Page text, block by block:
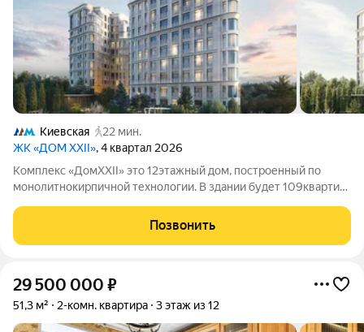
Киевская
22 мин.
ЖК «ДОМ XXII», 4 квартал 2026
Комплекс «ДомXXII» это 12этажный дом, построенный по
монолитнокирпичной технологии. В здании будет 109квартир,
формате пентхауса. Потолки в
Позвонить
29 500 000 ₽
51,3 м² 2-комн. квартира 3 этаж из 12